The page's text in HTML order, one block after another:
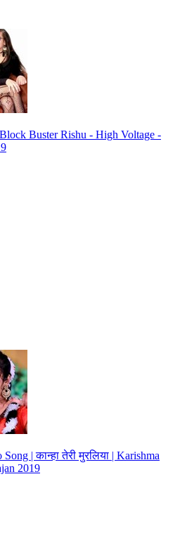
Buster Rishu - High Voltage -
| कान्हा तेरी मुरलिया | Karishma
2019